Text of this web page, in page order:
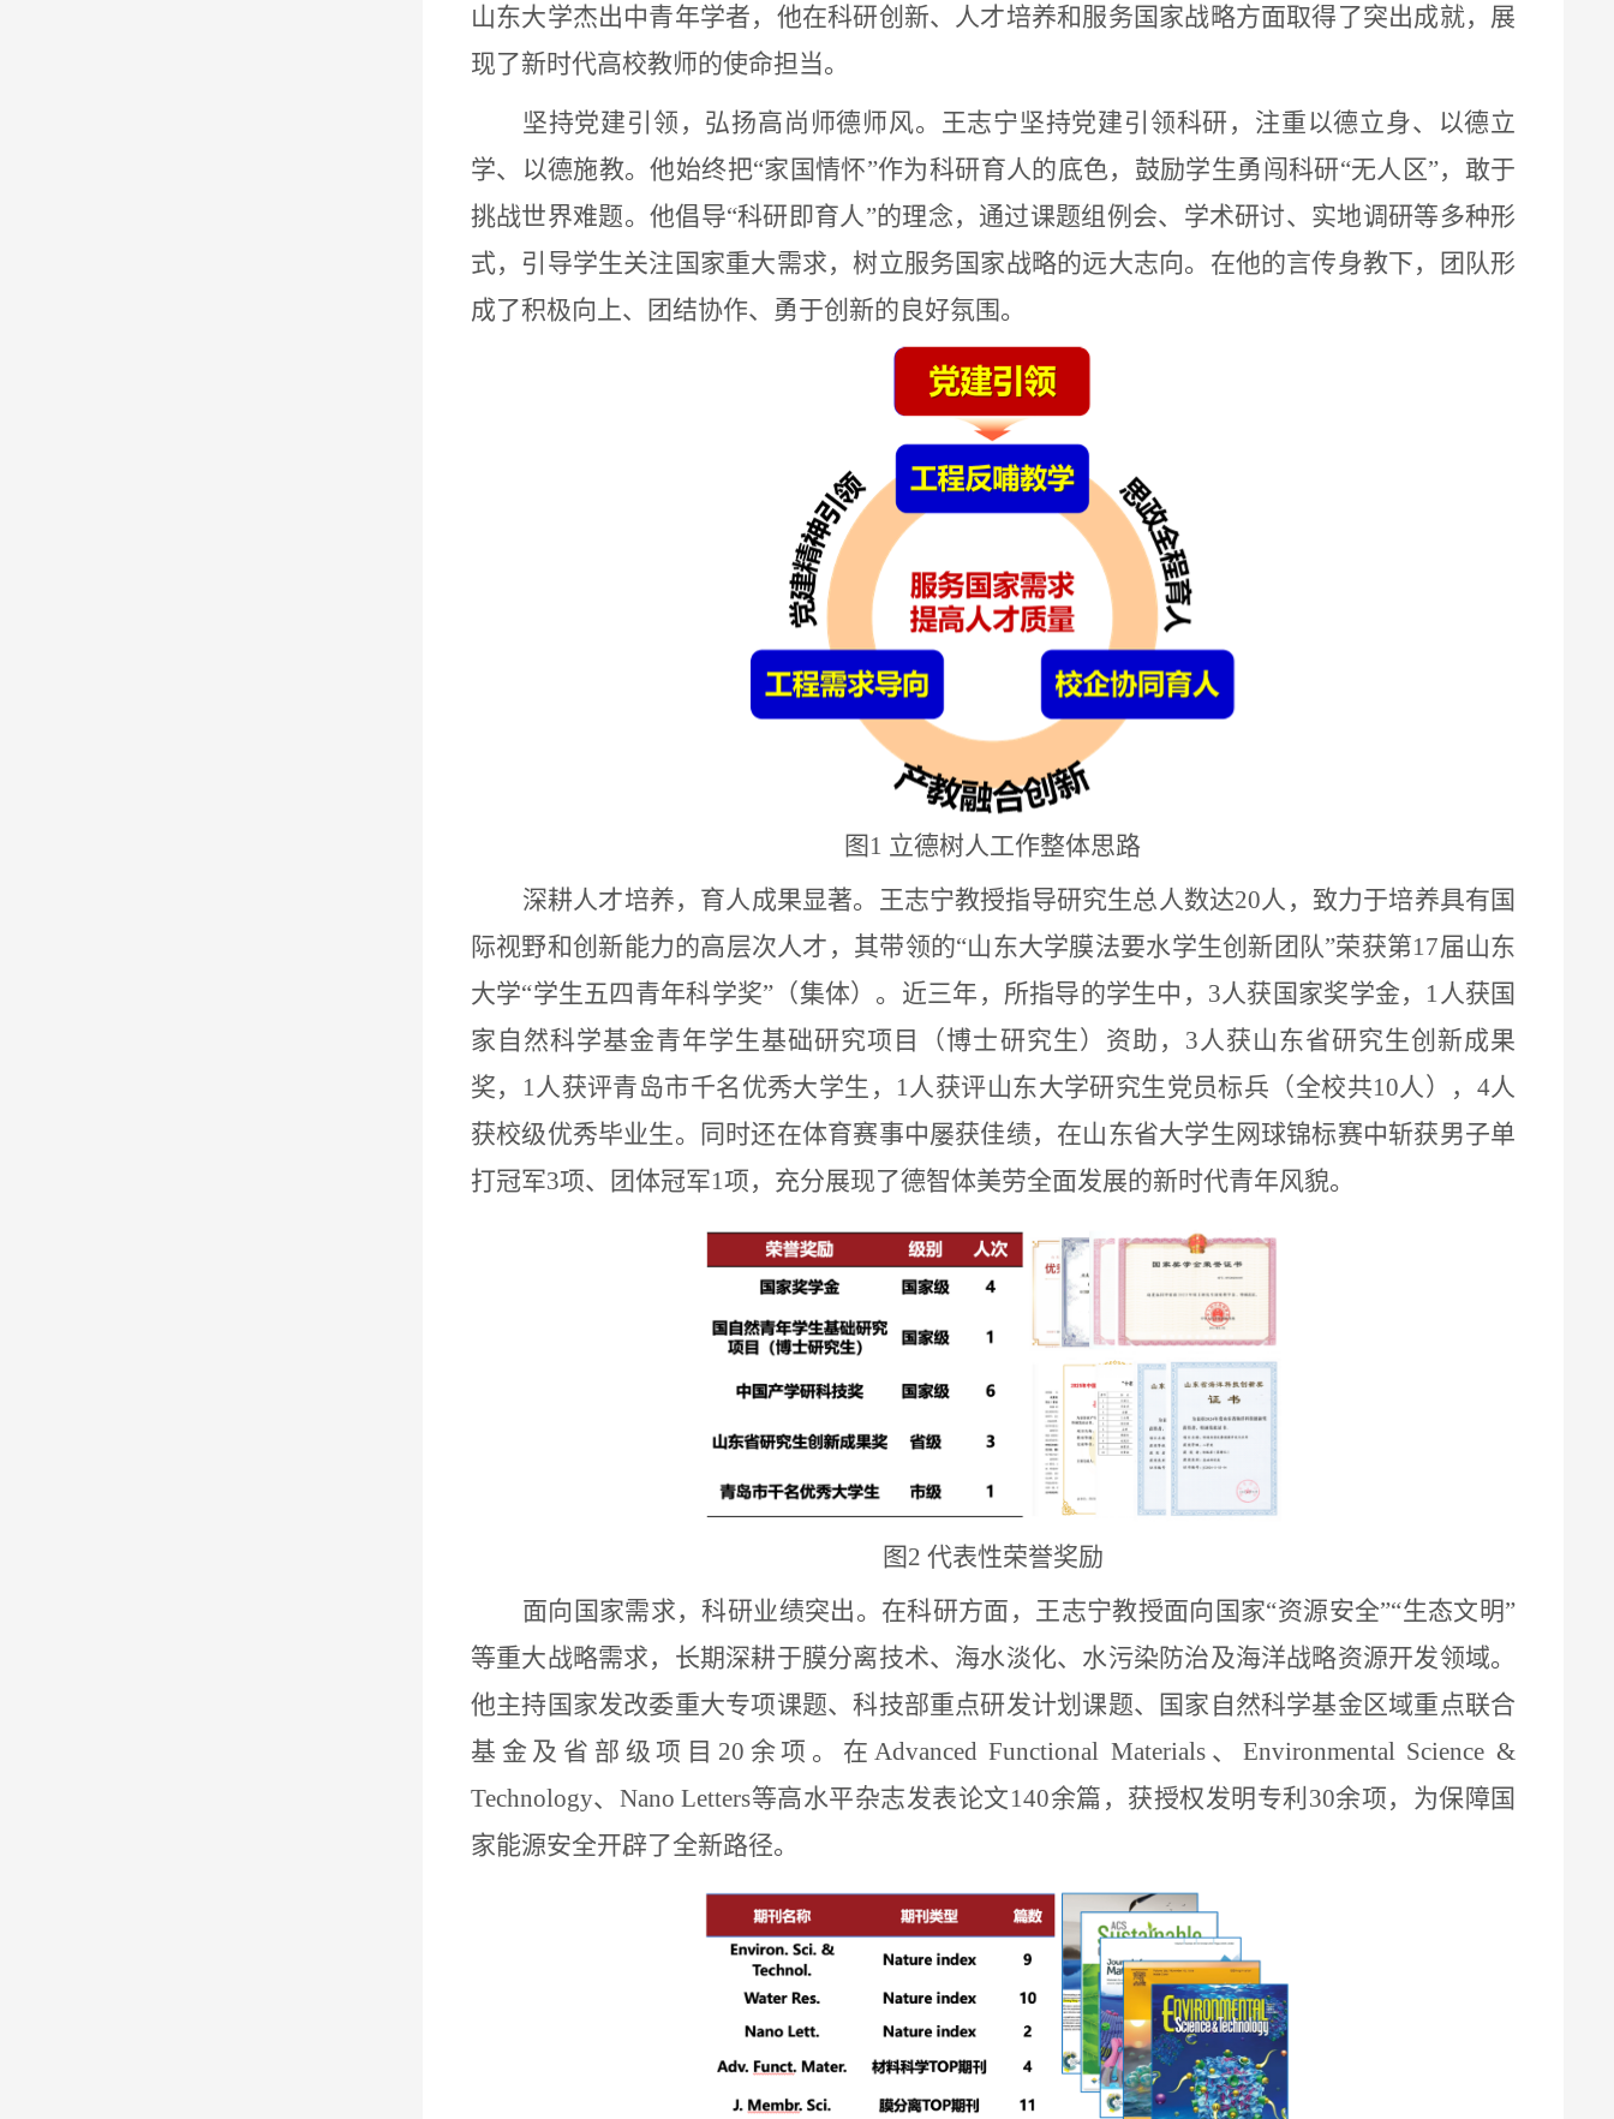
山东大学杰出中青年学者，他在科研创新、人才培养和服务国家战略方面取得了突出成就，展
现了新时代高校教师的使命担当。
坚持党建引领，弘扬高尚师德师风。王志宁坚持党建引领科研，注重以德立身、以德立
学、以德施教。他始终把“家国情怀”作为科研育人的底色，鼓励学生勇闯科研“无人区”，敢于
挑战世界难题。他倡导“科研即育人 ”的理念，通过课题组例会、学术研讨、实地调研等多种形
式，引导学生关注国家重大需求，树立服务国家战略的远大志向。在他的言传身教下，团队形
成了积极向上、团结协作、勇于创新的良好氛围。
图 1 立德树人工作整体思路
深耕人才培养，育人成果显著。王志宁教授指导研究生总人数达20 人，致力于培养具有国
际视野和创新能力的高层次人才，其带领的“山东大学膜法要水学生创新团队”荣获第17届山东
大学“学生五四青年科学奖” （集体）。近三年，所指导的学生中， 3 人获国家奖学金， 1 人获国
家自然科学基金青年学生基础研究项目（博士研究生）资助， 3 人获山东省研究生创新成果
奖， 1 人获评青岛市千名优秀大学生， 1 人获评山东大学研究生党员标兵（全校共10 人）， 4人
获校级优秀毕业生。同时还在体育赛事中屡获佳绩，在山东省大学生网球锦标赛中斩获男子单
打冠军3项、团体冠军1项，充分展现了德智体美劳全面发展的新时代青年风貌。
图2 代表性荣誉奖励
面向国家需求，科研业绩突出。在科研方面，王志宁教授面向国家“资源安全”“生态文明”
等重大战略需求，长期深耕于膜分离技术、海水淡化、水污染防治及海洋战略资源开发领域。
他主持国家发改委重大专项课题、科技部重点研发计划课题、国家自然科学基金区域重点联合
基金及省部级项目 20 余项。在 Advanced Functional Materials 、 Environmental Science &
Technology、 Nano Letters等高水平杂志发表论文140余篇，获授权发明专利 30余项，为保障国
家能源安全开辟了全新路径。